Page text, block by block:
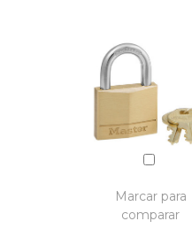
Marcar para
comparar